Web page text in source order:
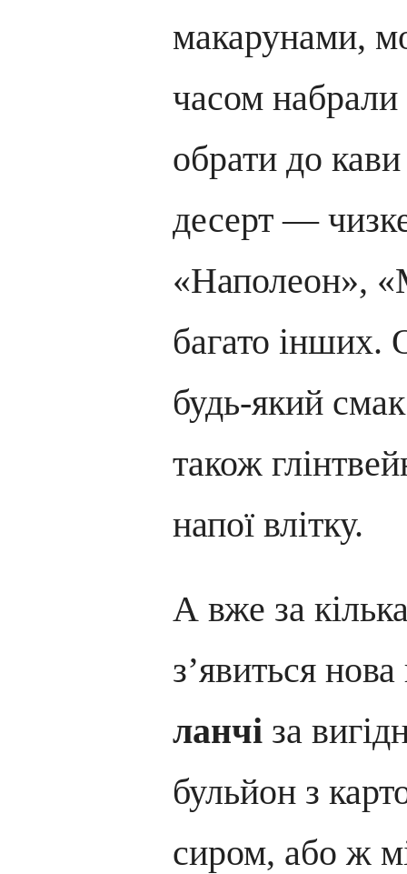
макарунами,
часом набрали
обрати до
десерт —
«Наполеон»,
багато інших.
будь-який
також
напої влітку.
А вже за
з’явиться
ланчі за
бульйон з
сиром, або ж